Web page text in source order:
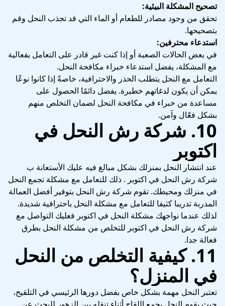
تصحيح المشكلة البيئية:
تحقق من وجود مصادر للطعام أو الماء التي قد تجذب النحل وقم
بتصحيحها.
استدعاء محترفين:
في بعض الحالات الصعبة أو إذا كنت غير قادر على التعامل بفعالية
مع المشكلة، يفضل استدعاء خبراء مكافحة النحل.
التعامل مع النحل يتطلب الحذر والاحترافية، خاصةً إذا كانوا نوعًا
يمكن أن يكون لدغاتهم خطيرة. يفضل دائمًا الحصول على
مساعدة من خبراء في مكافحة النحل لضمان التخلص منهم
بشكل فعّال وآمن.
10. شركة رش النحل في
اكتوبر
عند انتشار النحل بمنزلك بشكل مبالغ فيه عليك الأستعانة ب
شركة رش النحل في اكتوبر . ذلك للتعامل مع مشكلة تجمع النحل
في منزلك ومحيطك. تقوم شركة رش النحل بتوفير أفضل العمالة
المدربة تدريبا كثيفا للتعامل مع مشكلة النحل باحترافية شديدة.
لذلك عندما نواجهك مشكلة النحل في اكتوبر فعليك التواصل مع
شركة رش النحل في اكتوبر للتخلص من مشكلة النحل بطرق
فعالة جدا.
11. كيفية التخلص من النحل
في المنزل؟
تعتبر النحل مهمة بشكل خاص بفضل دورها الرئيسي في التلقيح،